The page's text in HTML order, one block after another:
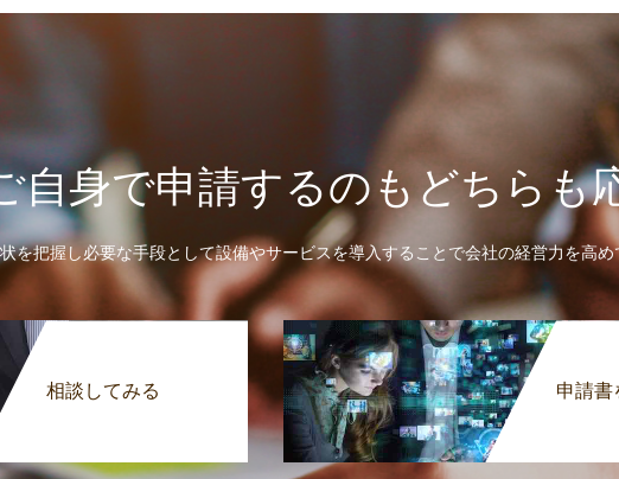
身で申請するのもどちらも
を把握し必要な手段として設備やサービスを導入することで会社の経営力を高
相談してみる 申請書